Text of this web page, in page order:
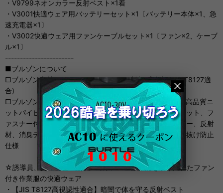
・V9799ネオンカラー反射ベスト×1着
・V3001快適ウェア用バッテリーセット×1〔バッテリー本体×1、急
速充電器×1〕
・V3002快適ウェア用ファンケーブルセット×1〔ファン×2、ケーブ
ル×1〕
-----------------------
■ブルゾンについて
□ブルゾン素材：ポリエステル100% 反射、高視認(JIS T8127適
合)
□ブルゾンデザイン：ネオンカラーベスト、アームホール高品質ニ
ットパイピン、ファスナーガード、出し入れ簡単両脇ポケット、フ
ァスナー付きバッテリーポケット、裾スピンドルストッパー、反射
材、消臭テープ、ケーブル止めマジックテープ、首回り風抜け防止
仕様
☆誘導員、交通整理の熱中症対策に！空調機能を取り入れたファン
付き作業服の快適ウェア
・【JIS T8127高視認性適合】暗闇で体を守る反射ベスト